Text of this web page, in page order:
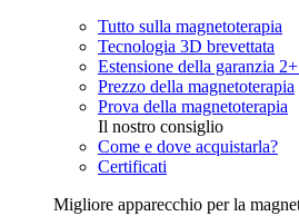
Tutto sulla magnetoterapia
Tecnologia 3D brevettata
Estensione della garanzia
Prezzo della magnetoterapia
Prova della magnetoterapia
Il nostro consiglio
Come e dove acquistarla?
Certificati
Migliore apparecchio per la